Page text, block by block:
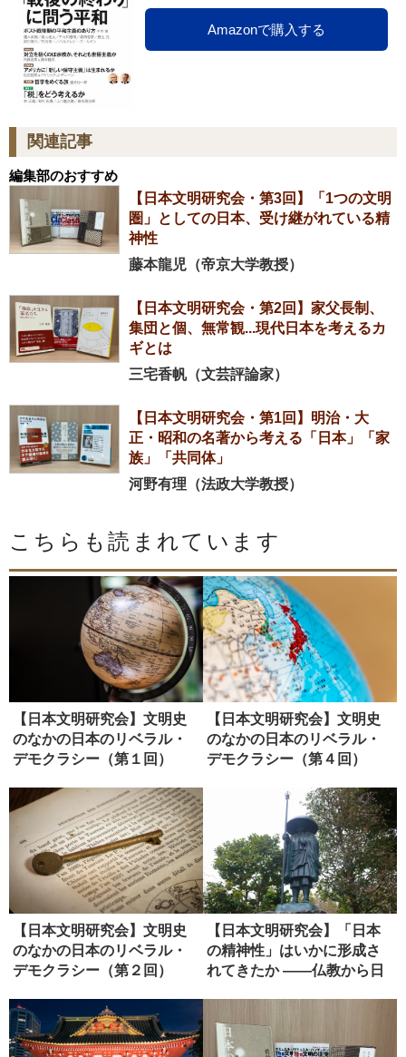
Amazonで購入する
関連記事
編集部のおすすめ
【日本文明研究会・第3回】「1つの文明
圏」としての日本、受け継がれている精
神性
藤本龍児（帝京大学教授）
【日本文明研究会・第2回】家父長制、
集団と個、無常観...現代日本を考えるカ
ギとは
三宅香帆（文芸評論家）
【日本文明研究会・第1回】明治・大
正・昭和の名著から考える「日本」「家
族」「共同体」
河野有理（法政大学教授）
こちらも読まれています
【日本文明研究会】文明史
のなかの日本のリベラル・
デモクラシー（第１回）
【日本文明研究会】文明史
のなかの日本のリベラル・
デモクラシー（第４回）
【日本文明研究会】文明史
のなかの日本のリベラル・
デモクラシー（第２回）
【日本文明研究会】「日本
の精神性」はいかに形成さ
れてきたか ――仏教から日